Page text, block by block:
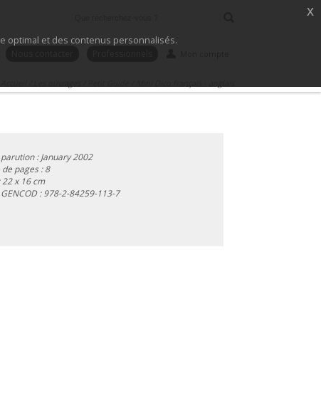
: January 2002
pages : 8
22 x 16 cm
:978-2-84259-113-7
optimal et des contenus personnalisés.
x